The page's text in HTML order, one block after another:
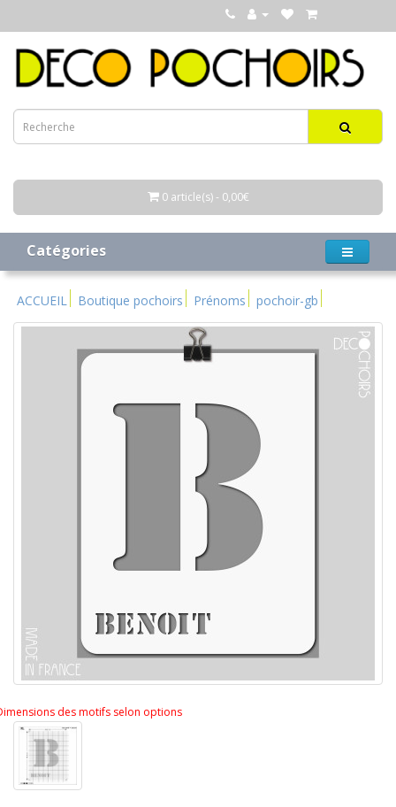
0 article(s) - 0,00€
Catégories
ACCUEIL Boutique pochoirs Prénoms pochoir-gb
des motifs selon options